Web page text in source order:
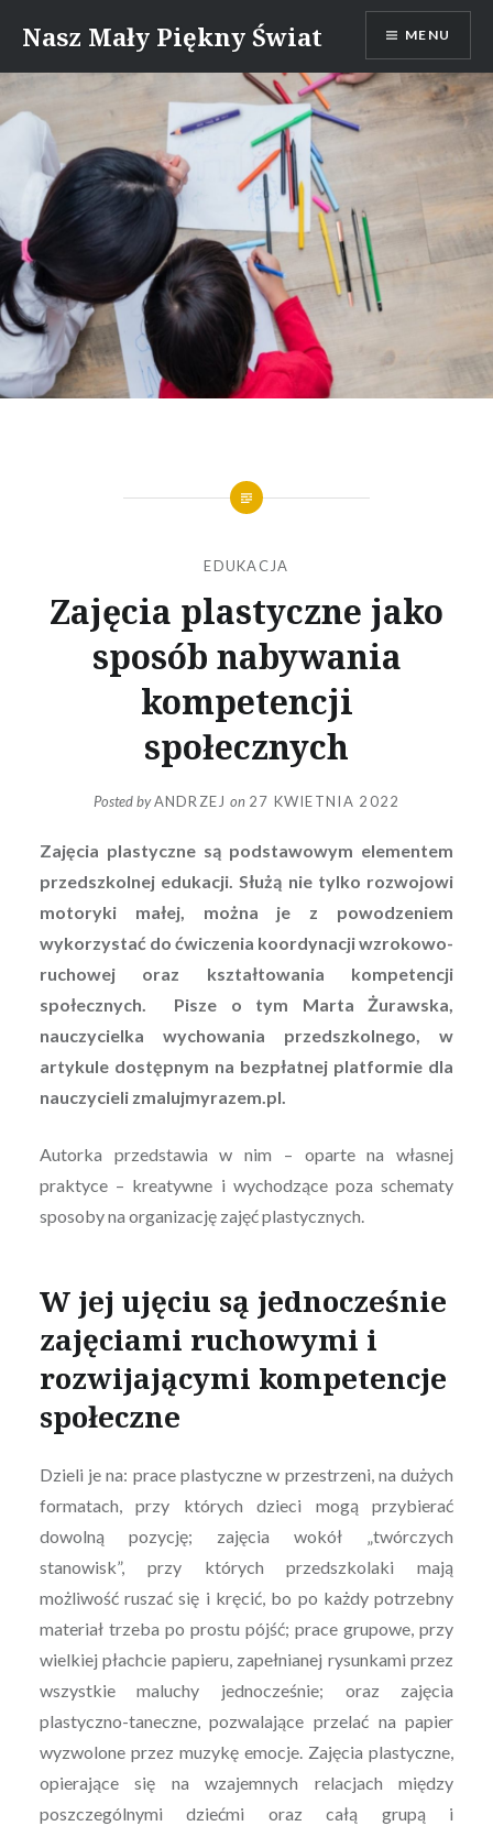
content
Nasz Mały Piękny Świat MENU
EDUKACJA
Zajęcia plastyczne jako
sposób nabywania
kompetencji
społecznych
Posted byANDRZEJ on 27 KWIETNIA 2022
Zajęcia plastyczne są podstawowym elementem
przedszkolnej edukacji. Służą nie tylko rozwojowi
motoryki małej, można je z powodzeniem
wykorzystać do ćwiczenia koordynacji wzrokowo-
ruchowej oraz kształtowania kompetencji
społecznych. Pisze o tym Marta Żurawska,
nauczycielka wychowania przedszkolnego, w
artykule dostępnym na bezpłatnej platformie dla
nauczycieli zmalujmyrazem.pl.
Autorka przedstawia w nim – oparte na własnej
praktyce – kreatywne i wychodzące poza schematy
sposoby na organizację zajęć plastycznych.
W jej ujęciu są jednocześnie
zajęciami ruchowymi i
rozwijającymi kompetencje
społeczne
Dzieli je na: prace plastyczne w przestrzeni, na dużych
formatach, przy których dzieci mogą przybierać
dowolną pozycję; zajęcia wokół „twórczych
stanowisk”, przy których przedszkolaki mają
możliwość ruszać się i kręcić, bo po każdy potrzebny
materiał trzeba po prostu pójść; prace grupowe, przy
wielkiej płachcie papieru, zapełnianej rysunkami przez
wszystkie maluchy jednocześnie; oraz zajęcia
plastyczno-taneczne, pozwalające przelać na papier
wyzwolone przez muzykę emocje. Zajęcia plastyczne,
opierające się na wzajemnych relacjach między
poszczególnymi dziećmi oraz całą grupą i